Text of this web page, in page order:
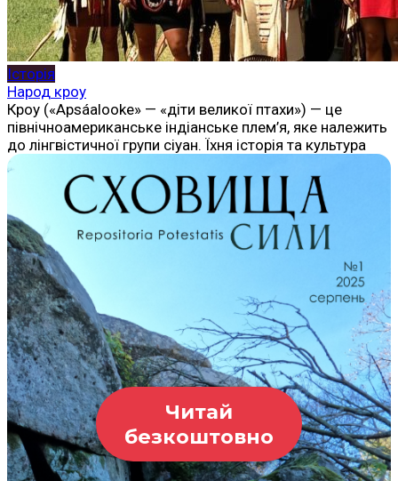
Історія
Народ кроу
Кроу («Apsáalooke» — «діти великої птахи») — це
північноамериканське індіанське плем’я, яке належить
до лінгвістичної групи сіуан. Їхня історія та культура
Читай
безкоштовно